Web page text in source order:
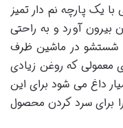
با یک پارچه نم دار تمیز
آورد و به راحتی
شستشو در ماشین ظرف
که روغن زیادی
داغ می شود برای این
برای سرد کردن محصول